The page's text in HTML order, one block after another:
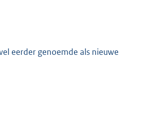
eerder genoemde als nieuwe